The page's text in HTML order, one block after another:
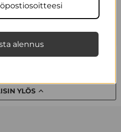
yksi piristyskohta onkin
nyt
YLÖS
alennus